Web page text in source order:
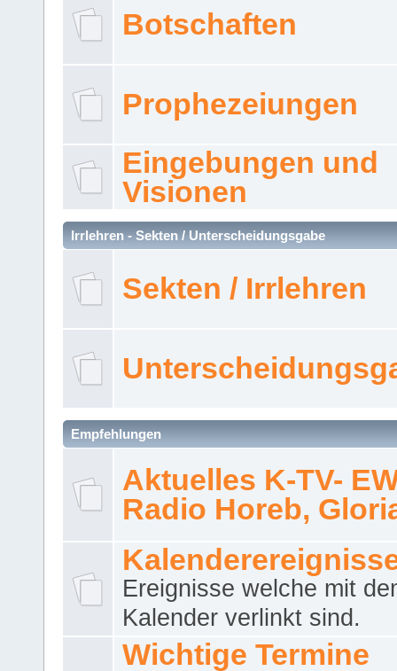
Botschaften
Prophezeiungen
Eingebungen und
Visionen
Irrlehren - Sekten / Unterscheidungsgabe
Sekten / Irrlehren
Empfehlungen
Aktuelles K-TV-
Radio Horeb,
Ereignisse welche mit
Kalender verlinkt sind.
Wichtige Termine